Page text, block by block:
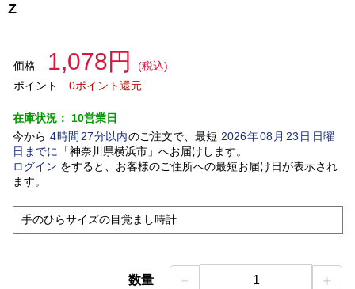
Z
価格 1,078円
(税込)
ポイント
0ポイント還元
在庫状況： 10営業日
今から 4時間 27分以内のご注文で、最短 2026年08 月 23 日日曜
日 までに 「神奈川県横浜市」 へお届けします。
ログイン をすると、お客様のご住所への最短お届け日が表示され
ます。
手のひらサイズの目覚まし時計
数量 － 1 ＋